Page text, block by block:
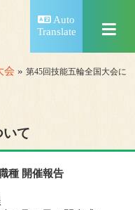
Auto
Translate
会 »第45回技能五輪全国大会に
て
種 開催報告